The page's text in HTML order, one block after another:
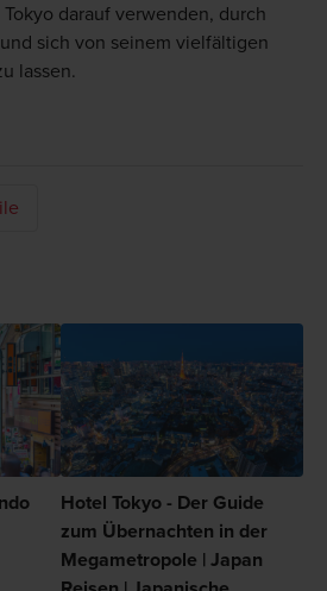
darauf verwenden, durch
sich von seinem vielfältigen
lassen.
Hotel Tokyo - Der Guide
zum Übernachten in der
Megametropole | Japan